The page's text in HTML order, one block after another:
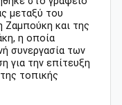
μεταξύ του
Ζαμπούκη και της
η οποία
συνεργασία των
για την επίτευξη
τοπικής